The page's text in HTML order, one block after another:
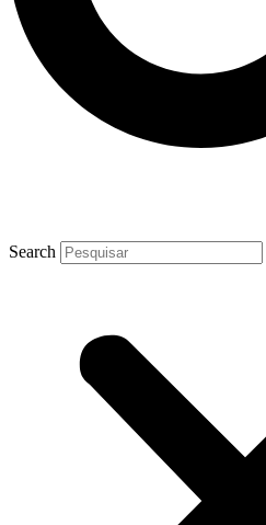
Search